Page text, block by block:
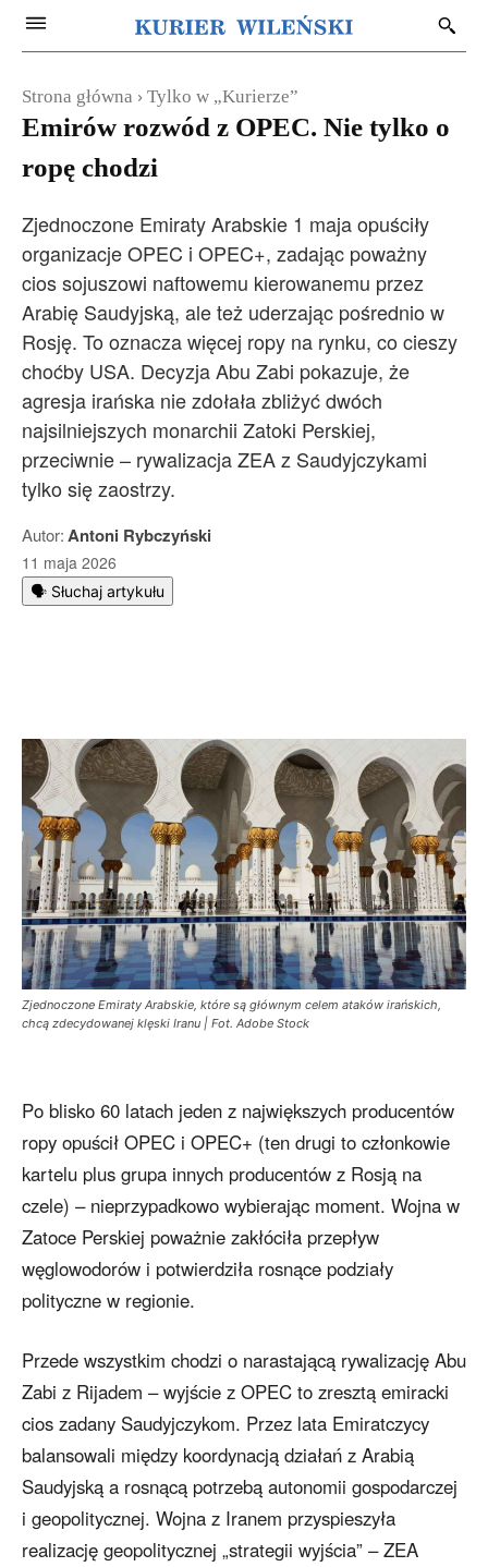
Strona główna Tylko w „Kurierze”
Emirów rozwód z OPEC. Nie tylko o
ropę chodzi
Zjednoczone Emiraty Arabskie 1 maja opuściły
organizacje OPEC i OPEC+, zadając poważny
cios sojuszowi naftowemu kierowanemu przez
Arabię Saudyjską, ale też uderzając pośrednio w
Rosję. To oznacza więcej ropy na rynku, co cieszy
choćby USA. Decyzja Abu Zabi pokazuje, że
agresja irańska nie zdołała zbliżyć dwóch
najsilniejszych monarchii Zatoki Perskiej,
przeciwnie – rywalizacja ZEA z Saudyjczykami
tylko się zaostrzy.
Autor:Antoni Rybczyński
11 maja 2026
🗣️ Słuchaj artykułu
Zjednoczone Emiraty Arabskie, które są głównym celem ataków irańskich,
chcą zdecydowanej klęski Iranu | Fot. Adobe Stock
Po blisko 60 latach jeden z największych producentów
ropy opuścił OPEC i OPEC+ (ten drugi to członkowie
kartelu plus grupa innych producentów z Rosją na
czele) – nieprzypadkowo wybierając moment. Wojna w
Zatoce Perskiej poważnie zakłóciła przepływ
węglowodorów i potwierdziła rosnące podziały
polityczne w regionie.
Przede wszystkim chodzi o narastającą rywalizację Abu
Zabi z Rijadem – wyjście z OPEC to zresztą emiracki
cios zadany Saudyjczykom. Przez lata Emiratczycy
balansowali między koordynacją działań z Arabią
Saudyjską a rosnącą potrzebą autonomii gospodarczej
i geopolitycznej. Wojna z Iranem przyspieszyła
realizację geopolitycznej „strategii wyjścia” – ZEA